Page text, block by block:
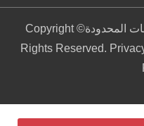
Copyright ©المحدودة
Rights Reserved.